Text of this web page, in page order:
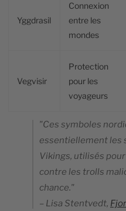
Yggdrasil
Connexion
entre les
mondes
Vegvisir
Protection
pour les
voyageurs
"Ces symboles
essentiellement les
Vikings, utilisés
contre les trolls
chance."
– Lisa Stentvedt,